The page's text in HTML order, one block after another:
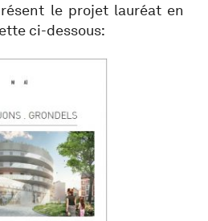
le projet lauréat en
ci-dessous: